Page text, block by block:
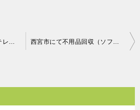
西宮市にて不用品回収（テレビ）ご依頼の匿名希望様の声 西宮市にて不用品回収（ソファーベッド、カラーボックス、スチール棚、布団）ご依頼の西村様の声